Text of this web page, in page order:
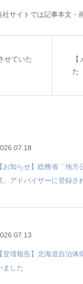
サイトでは記事本文・
せていた
た
【お知らせ】総務省「地
」アドバイザーに登録さ
【登壇報告】北海道自治
ました